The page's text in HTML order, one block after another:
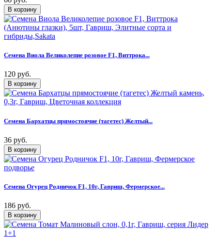
Семена Виола Великолепие розовое F1, Виттрока...
120 руб.
Семена Бархатцы прямостоячие (тагетес) Желтый...
36 руб.
Семена Огурец Родничок F1, 10г, Гавриш, Фермерское...
186 руб.